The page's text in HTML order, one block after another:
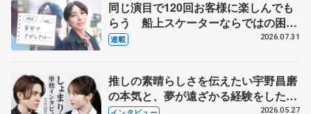
同じ演目で120回お客様に楽しんでも
らう 船上スケーターならではの困難
とは 影響あったPIW前キャプテン松
連載 2026.07.31
推しの素晴らしさを伝えたい宇野昌磨
の本気と、夢が遠ざかる経験をした本
田真凜の覚悟
2026.05.27